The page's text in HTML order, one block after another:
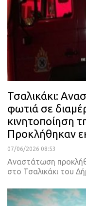
Τσαλικάκι:
φωτιά σε
κινητοποίηση
Προκλήθηκαν
07/06/2026 08:53
Αναστάτωση
στο Τσαλικάκι του